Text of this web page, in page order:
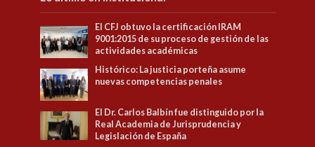
El CFJ obtuvo la certificación IRAM
9001:2015 de su proceso de gestión de las
actividades académicas
Histórico: La justicia porteña asume
nuevas competencias penales
El Dr. Carlos Balbín fue distinguido por la
Real Academia de Jurisprudencia y
Legislación de España